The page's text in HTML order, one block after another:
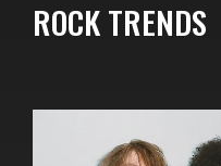
ROCK TRENDS